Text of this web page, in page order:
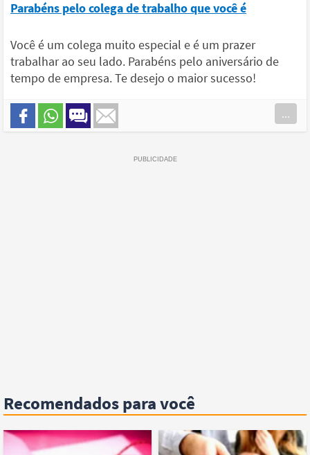
Parabéns pelo colega de trabalho que você é
Você é um colega muito especial e é um prazer
trabalhar ao seu lado. Parabéns pelo aniversário de
tempo de empresa. Te desejo o maior sucesso!
...
Recomendados para você